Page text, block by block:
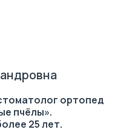
ортопед
пчёлы».
25 лет.